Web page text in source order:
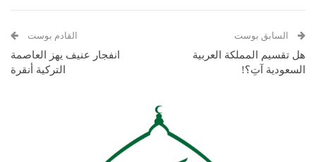
السابق بوست
هل تقسيم المملكة العربية
السعودية آتِ؟!
القادم بوست
انفجار عنيف يهز العاصمة
التركية أنقرة